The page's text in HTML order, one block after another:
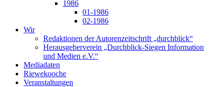
1986
01-1986
02-1986
Wir
Redaktionen der Autorenzeitschrift „durchblick“
Herausgeberverein „Durchblick-Siegen Information
und Medien e.V.“
Mediadaten
Riewekooche
Veranstaltungen